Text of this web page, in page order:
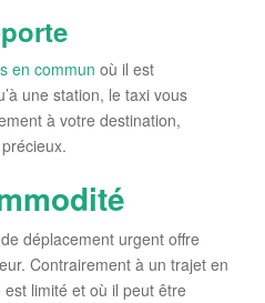
en commun où il est
une station, le taxi vous
à votre destination,
déplacement urgent offre
Contrairement à un trajet en
limité et où il peut être